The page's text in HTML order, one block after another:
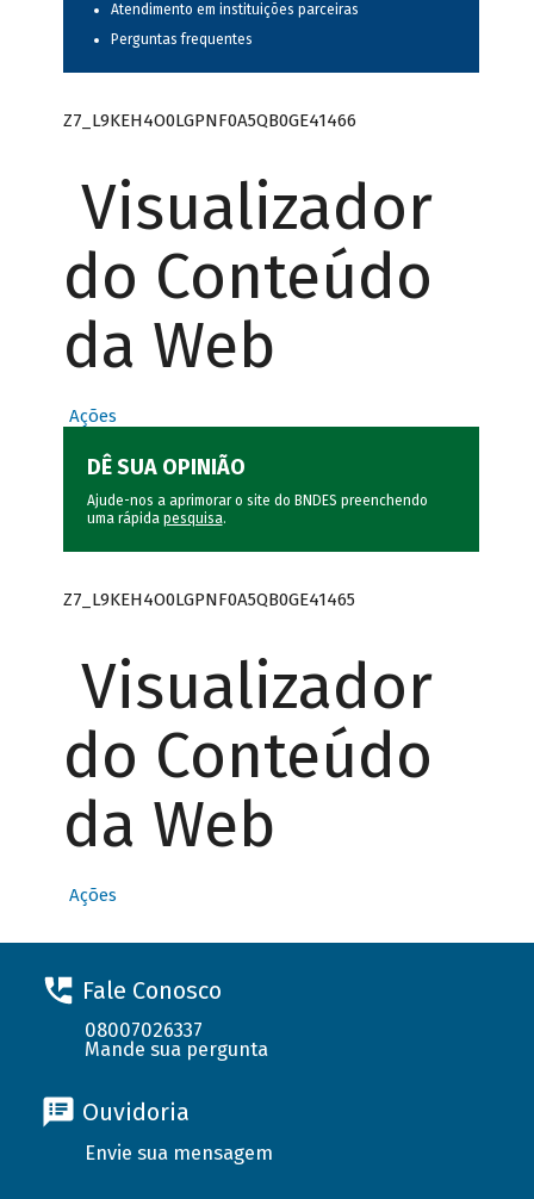
Atendimento em instituições parceiras
Perguntas frequentes
Z7_L9KEH4O0LGPNF0A5QB0GE41466
Visualizador
do Conteúdo
da Web
Ações
DÊ SUA OPINIÃO
Ajude-nos a aprimorar o site do BNDES preenchendo
uma rápida pesquisa.
Z7_L9KEH4O0LGPNF0A5QB0GE41465
Visualizador
do Conteúdo
da Web
Ações
Fale Conosco
08007026337
Mande sua pergunta
Ouvidoria
Envie sua mensagem